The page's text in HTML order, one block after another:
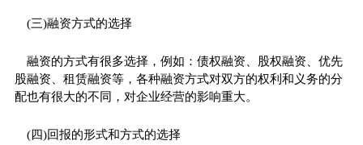
(三)融资方式的选择
融资的方式有很多选择，例如：债权融资、股权融资、优先
股融资、租赁融资等，各种融资方式对双方的权利和义务的分
配也有很大的不同，对企业经营的影响重大。
(四)回报的形式和方式的选择